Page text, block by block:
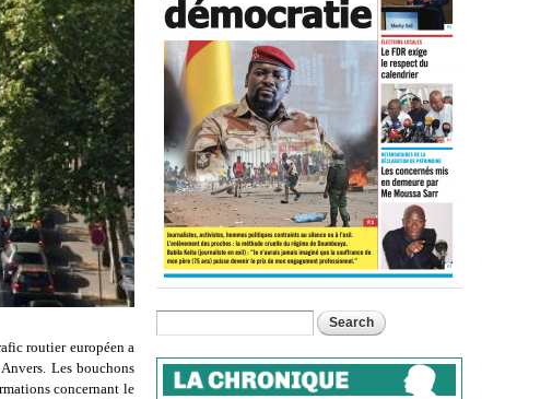
routier européen a
Les bouchons
concernant le
Search form